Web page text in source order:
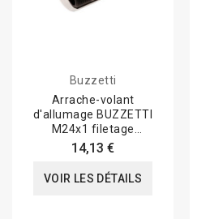
Buzzetti
Arrache-volant
d'allumage BUZZETTI
M24x1 filetage
extérieur/pas à droite
14,13 €
VOIR LES DÉTAILS